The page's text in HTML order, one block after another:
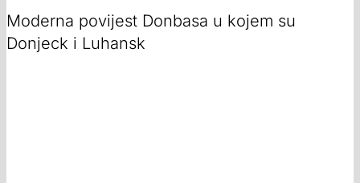
Moderna povijest Donbasa u kojem su
Donjeck i Luhansk